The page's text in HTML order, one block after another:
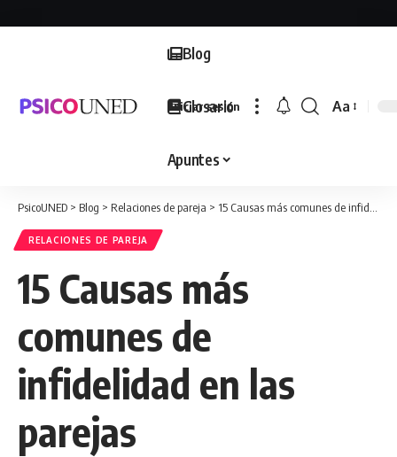
Blog
Glosario
Apuntes
Iniciar sesión
Font
Aa
PsicoUNED > Blog > Relaciones de pareja > 15 Causas más comunes de infidelidad en las parejas
RELACIONES DE PAREJA
15 Causas más
comunes de
infidelidad en las
parejas